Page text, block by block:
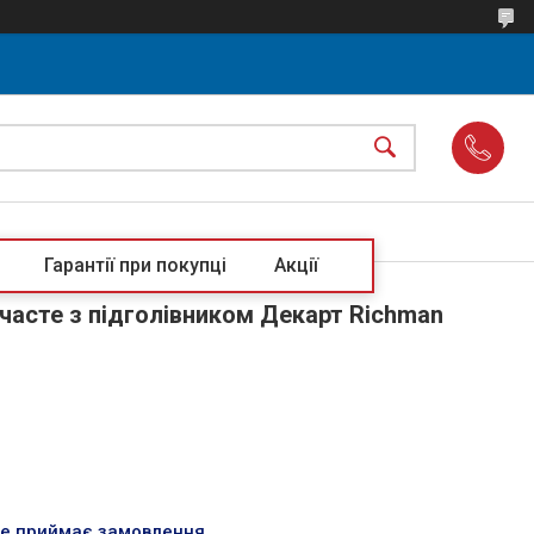
Гарантії при покупці Акції
з підголівником Декарт Richman